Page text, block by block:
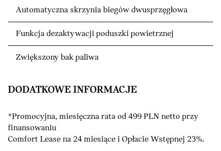
Automatyczna skrzynia biegów dwusprzęgłowa
Funkcja dezaktywacji poduszki powietrznej
Zwiększony bak paliwa
DODATKOWE INFORMACJE
*Promocyjna, miesięczna rata od 499 PLN netto przy
finansowaniu
Comfort Lease na 24 miesiące i Opłacie Wstępnej 23%.